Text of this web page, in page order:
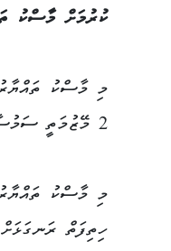
ކުރުމަށް މާސްކު
2 މޭޒުމަތީ ސަމުސާ ރޯޒްމޭރީ ތެލާއި، ބޮޑު ފިޔައެކެވެ.
މި މާސްކު
ހިތިފަތް